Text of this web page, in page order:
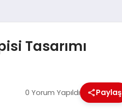
Tasarımı
0 Yorum Yapıldı Paylaş